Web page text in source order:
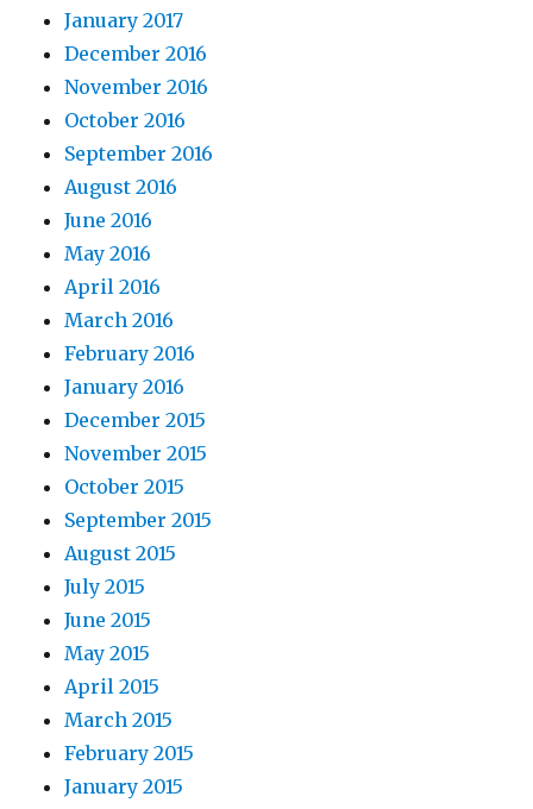
January 2017
December 2016
November 2016
October 2016
September 2016
August 2016
June 2016
May 2016
April 2016
March 2016
February 2016
January 2016
December 2015
November 2015
October 2015
September 2015
August 2015
July 2015
June 2015
May 2015
April 2015
March 2015
February 2015
January 2015